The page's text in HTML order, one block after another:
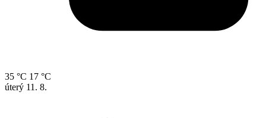
35 °C 17 °C
úterý 11. 8.